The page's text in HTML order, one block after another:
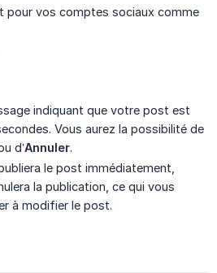
pour vos comptes sociaux comme
indiquant que votre post est
Vous aurez la possibilité de
d’Annuler.
le post immédiatement,
la publication, ce qui vous
à modifier le post.